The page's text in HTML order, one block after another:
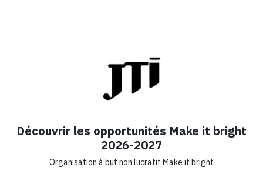
Découvrir les opportunités Make it bright
2026-2027
Organisation à but non lucratif Make it bright